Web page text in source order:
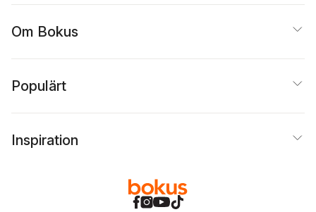
Om Bokus
Populärt
Inspiration